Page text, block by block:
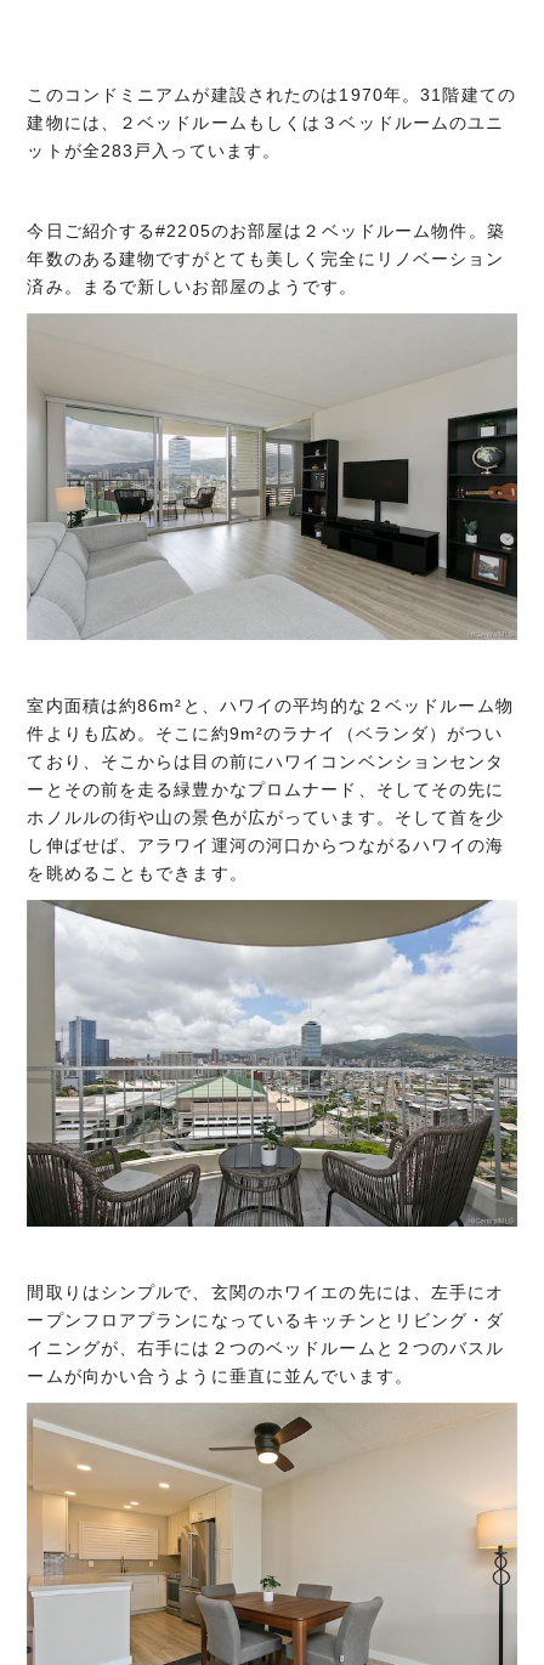
このコンドミニアムが建設されたのは1970年。31階建ての
建物には、２ベッドルームもしくは３ベッドルームのユニ
ットが全283戸入っています。
今日ご紹介する#2205のお部屋は２ベッドルーム物件。築
年数のある建物ですがとても美しく完全にリノベーション
済み。まるで新しいお部屋のようです。
室内面積は約86m²と、ハワイの平均的な２ベッドルーム物
件よりも広め。そこに約9m²のラナイ（ベランダ）がつい
ており、そこからは目の前にハワイコンベンションセンタ
ーとその前を走る緑豊かなプロムナード、そしてその先に
ホノルルの街や山の景色が広がっています。そして首を少
し伸ばせば、アラワイ運河の河口からつながるハワイの海
を眺めることもできます。
間取りはシンプルで、玄関のホワイエの先には、左手にオ
ープンフロアプランになっているキッチンとリビング・ダ
イニングが、右手には２つのベッドルームと２つのバスル
ームが向かい合うように垂直に並んでいます。